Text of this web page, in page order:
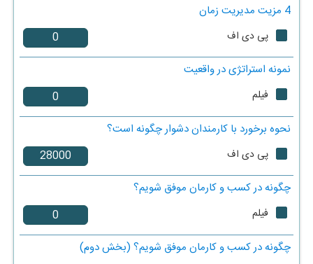
4 مزیت مدیریت زمان
پی دی اف
نمونه استراتژی در واقعیت
فیلم
نحوه برخورد با کارمندان دشوار چگونه است؟
پی دی اف
چگونه در کسب و کارمان موفق شویم؟
فیلم
چگونه در کسب و کارمان موفق شویم؟ (بخش دوم)